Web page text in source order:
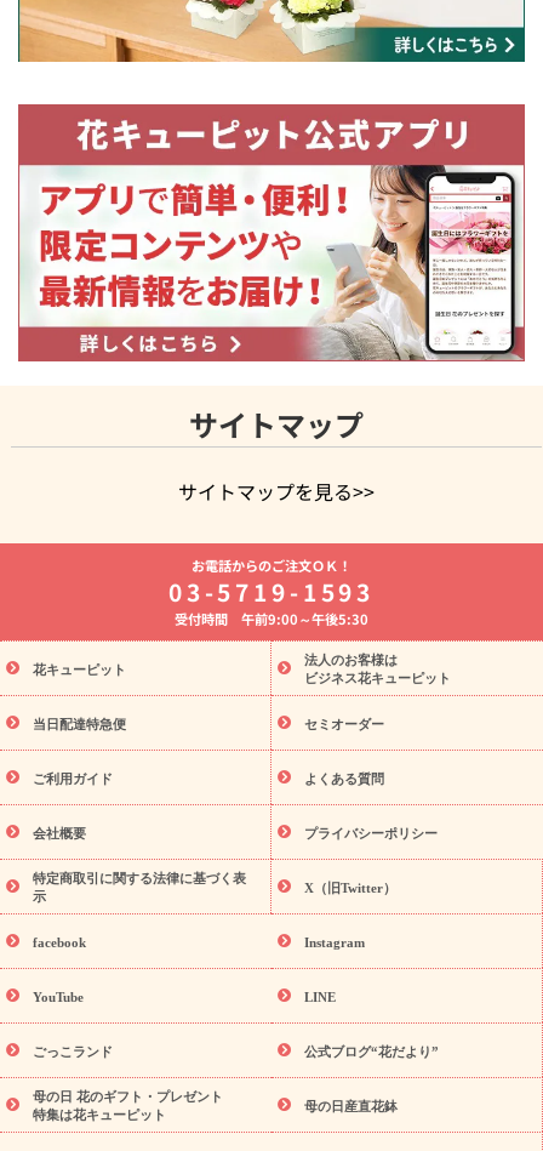
サイトマップ
サイトマップを見る>>
よく贈られる花
お祝いの花特集
誕生日フラワーギフト特集
8月の誕生花(トルコキキョウ)
開店・開業祝い
お供え・お悔やみ お供え・お悔やみの花
通夜・葬儀に贈る花 胡蝶蘭・花鉢
ーブドフラワー
季節のイベント
ひまわり ギフト・プレゼント
特集
お盆 花（新盆・初盆） 季節のイベント
お盆 花（新
盆・初盆）
お盆 花（新盆・初盆）
お盆・お供え 花とセットギ
フト
お盆・お供え プリザーブドフラワー
ひまわり ギフト・プ
レゼント特集
夏の花贈り・お中元・暑中見舞い 花のギフト特集
敬老の日におくる花ギフト・プレゼント特集
花ギフト・プレゼント特集
敬老の日 花のおすすめランキング
敬
老の日 花鉢植えのギフト・プレゼント特集
敬老の日 花とセットギ
フト・プレゼント特集
敬老の日の花 全てのギフト一覧
キャン
ペーン
映画『ウォーターガーディアンズ』コラボキャンペーン
「きょう誕生日なんです」キャンペーン
誕生日の花を探す
誕生日フラワーギフト 誕生日フラワーギフト特集
(トルコキキョウ)
9月の誕生花(リンドウ)
ら探す
お祝いの花特集 当日配達特急便 お祝い商品一覧
念日
結婚祝い 出産祝い 退院祝い・快気祝い
寿祝い
プチギフト ペットのお祝いフラワー
お電話からのご注文ＯＫ！
03-5719-1593
受付時間 午前9:00～午後5:30
花キューピット
法人のお客様は
ビジネス花キューピット
当日配達特急便 セミオーダー
ご利用ガイド よくある質問
会社概要 プライバシーポリシー
特定商取引に関する法律に基づく表
示
X（旧Twitter）
facebook Instagram
YouTube LINE
ごっこランド 公式ブログ“花だより”
母の日 花のギフト・プレゼント
特集は花キューピット
母の日産直花鉢